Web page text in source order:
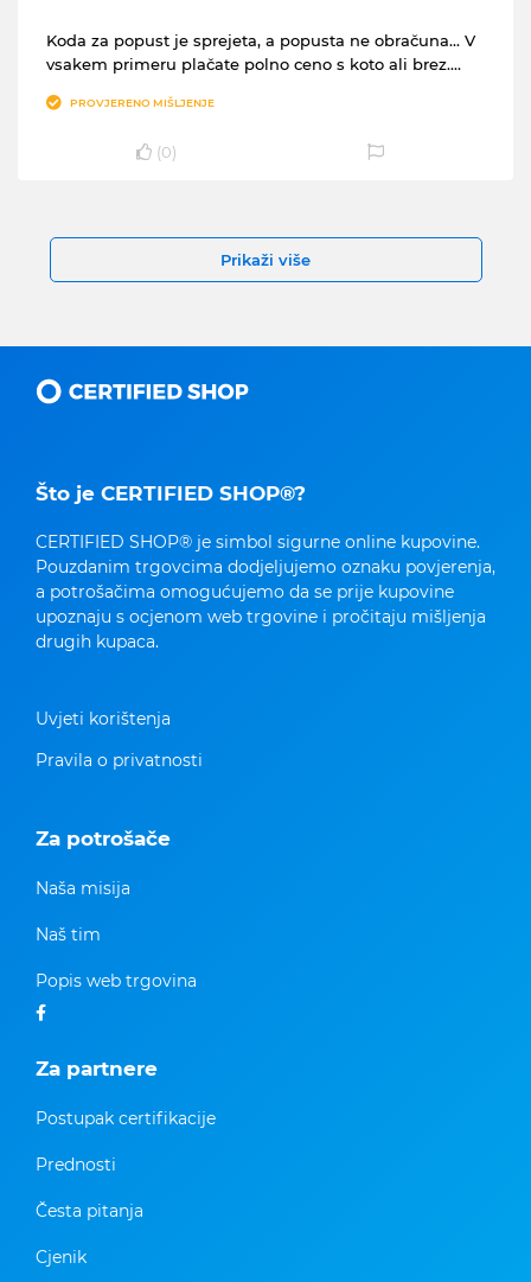
Koda za popust je sprejeta, a popusta ne obračuna... V
vsakem primeru plačate polno ceno s koto ali brez....
PROVJERENO MIŠLJENJE
(0)
Prikaži više
Što je CERTIFIED SHOP®?
CERTIFIED SHOP® je simbol sigurne online kupovine.
Pouzdanim trgovcima dodjeljujemo oznaku povjerenja,
a potrošačima omogućujemo da se prije kupovine
upoznaju s ocjenom web trgovine i pročitaju mišljenja
drugih kupaca.
Uvjeti korištenja
Pravila o privatnosti
Za potrošače
Naša misija
Naš tim
Popis web trgovina
Za partnere
Postupak certifikacije
Prednosti
Česta pitanja
Cjenik